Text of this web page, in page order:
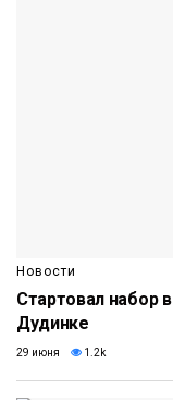
Новости
Стартовал набор
Дудинке
29 июня 1.2k